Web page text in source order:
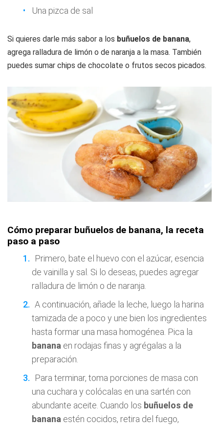
Una pizca de sal
Si quieres darle más sabor a los buñuelos de banana,
agrega ralladura de limón o de naranja a la masa. También
puedes sumar chips de chocolate o frutos secos picados.
Cómo preparar buñuelos de banana, la receta
paso a paso
Primero, bate el huevo con el azúcar, esencia
de vainilla y sal. Si lo deseas, puedes agregar
ralladura de limón o de naranja.
A continuación, añade la leche, luego la harina
tamizada de a poco y une bien los ingredientes
hasta formar una masa homogénea. Pica la
banana en rodajas finas y agrégalas a la
preparación.
Para terminar, toma porciones de masa con
una cuchara y colócalas en una sartén con
abundante aceite. Cuando los buñuelos de
banana estén cocidos, retira del fuego,